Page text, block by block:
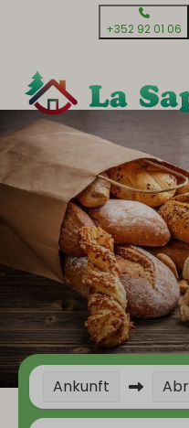
+352 92 01 06
Ankunft